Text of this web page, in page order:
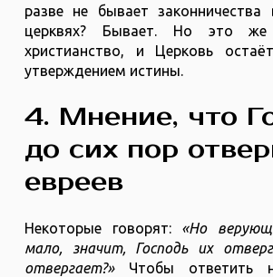
разве не бывает законничества
церквях? Бывает. Но это же
христианство, и Церковь
утверждением истины.
4. Мнение, что
до сих пор
евреев
Некоторые говорят: «Но
мало, значит, Господь их
отвергает?»Чтобы ответить